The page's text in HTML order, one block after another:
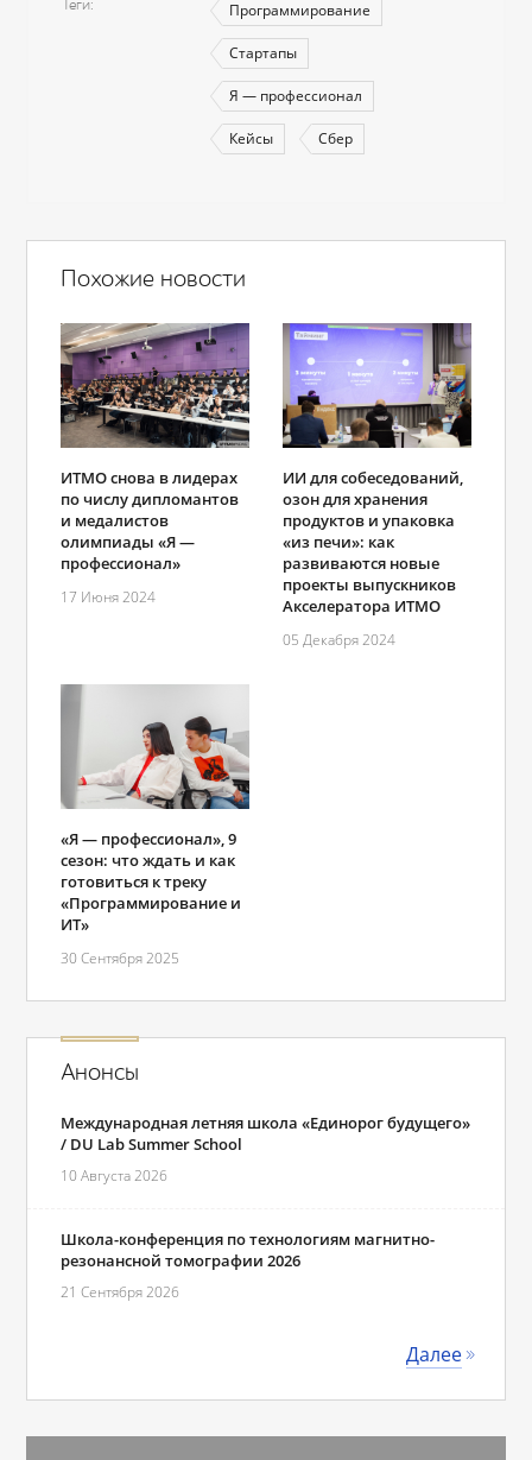
Теги Программирование
Стартапы
Я — профессионал
Кейсы Сбер
Похожие новости
ИТМО снова в лидерах
по числу дипломантов
и медалистов
олимпиады «Я —
профессионал»
17 Июня 2024
ИИ для собеседований,
озон для хранения
продуктов и упаковка
«из печи»: как
развиваются новые
проекты выпускников
Акселератора ИТМО
05 Декабря 2024
«Я ― профессионал», 9
сезон: что ждать и как
готовиться к треку
«Программирование и
ИТ»
30 Сентября 2025
Анонсы
Международная летняя школа «Единорог будущего»
/ DU Lab Summer School
10 Августа 2026
Школа-конференция по технологиям магнитно-
резонансной томографии 2026
21 Сентября 2026
Далее